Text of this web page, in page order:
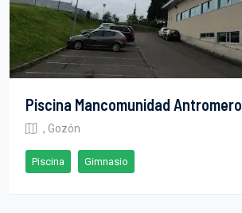
Piscina Mancomunidad Antromero
, Gozón
Piscina Gimnasio